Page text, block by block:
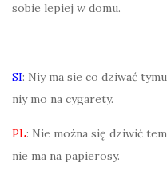
sobie lepiej w domu.
SI: Niy ma sie co dziwać
niy mo na cygarety.
PL: Nie można się dziwić
nie ma na papierosy.